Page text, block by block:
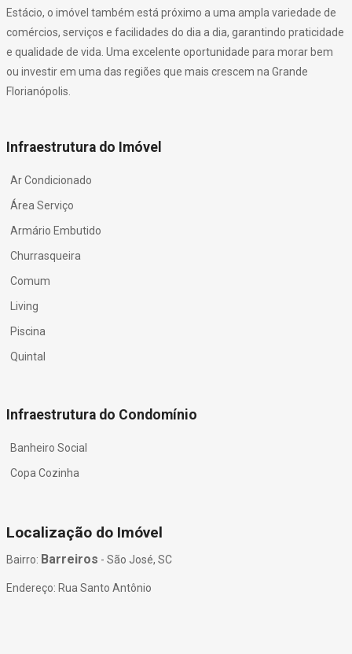
Estácio, o imóvel também está próximo a uma ampla variedade de
comércios, serviços e facilidades do dia a dia, garantindo praticidade
e qualidade de vida. Uma excelente oportunidade para morar bem
ou investir em uma das regiões que mais crescem na Grande
Florianópolis.
Infraestrutura do Imóvel
Ar Condicionado
Área Serviço
Armário Embutido
Churrasqueira
Comum
Living
Piscina
Quintal
Infraestrutura do Condomínio
Banheiro Social
Copa Cozinha
Localização do Imóvel
Bairro: Barreiros - São José, SC
Endereço: Rua Santo Antônio